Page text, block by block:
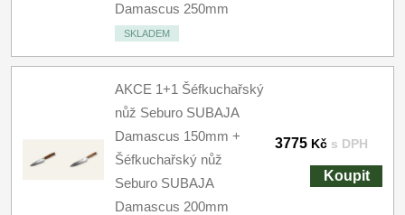
Damascus 250mm
SKLADEM
AKCE 1+1 Šéfkuchařský
nůž Seburo SUBAJA
Damascus 150mm +
Šéfkuchařský nůž
Seburo SUBAJA
Damascus 200mm
3775 Kč s DPH
Koupit